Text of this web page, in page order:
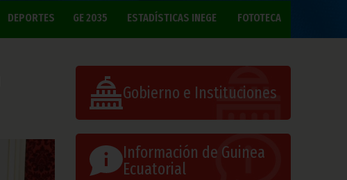
DEPORTES GE 2035 ESTADÍSTICAS INEGE FOTOTECA
Gobierno e Instituciones
Información de Guinea
Ecuatorial